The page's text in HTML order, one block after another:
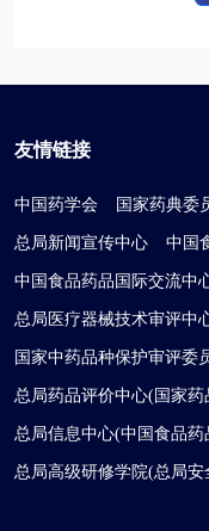
友情链接
中国药学会 国家药典委
总局新闻宣传中心 中国
中国食品药品国际交流中
总局医疗器械技术审评中
国家中药品种保护审评委
总局药品评价中心(国家
总局信息中心(中国食品
总局高级研修学院(总局